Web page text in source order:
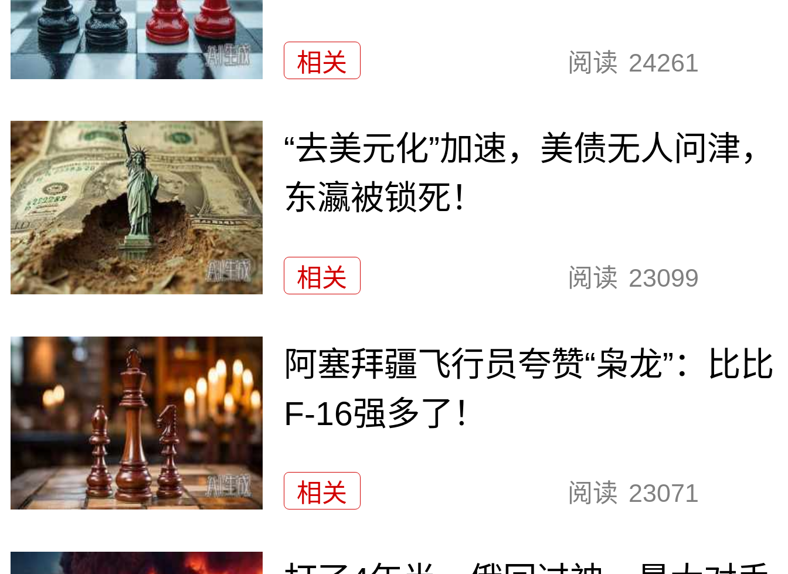
相关 阅读 24261
“去美元化”加速，美债无人问津，
东瀛被锁死！
相关 阅读 23099
阿塞拜疆飞行员夸赞“枭龙”：比比
F-16强多了！
相关 阅读 23071